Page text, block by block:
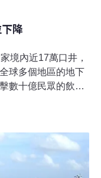
降
境內近17萬口井，
球多個地區的地下
數十億民眾的飲水
更深入了解人類活
趨勢我們常聽到的
稱含水層）縫隙或
活在乾旱或水資源